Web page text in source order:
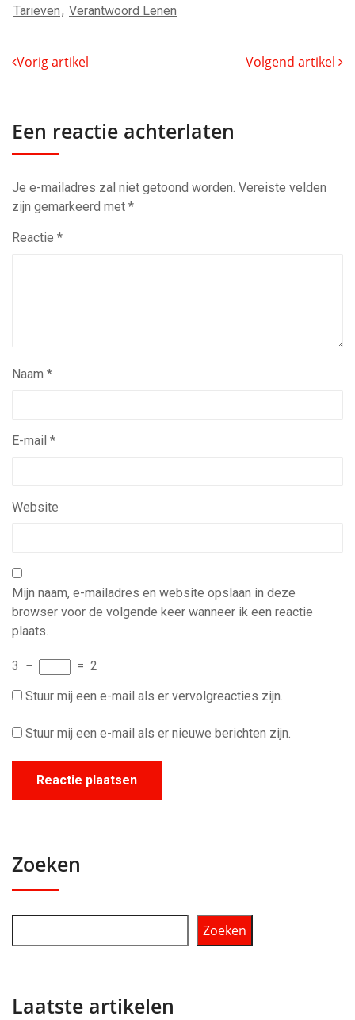
Tarieven, Verantwoord Lenen
Vorig artikel Volgend artikel
Een reactie achterlaten
Je e-mailadres zal niet getoond worden. Vereiste velden
zijn gemarkeerd met *
Reactie *
Naam *
E-mail *
Website
Mijn naam, e-mailadres en website opslaan in deze
browser voor de volgende keer wanneer ik een reactie
plaats.
3 − = 2
Stuur mij een e-mail als er vervolgreacties zijn.
Stuur mij een e-mail als er nieuwe berichten zijn.
Zoeken
Zoeken
Laatste artikelen